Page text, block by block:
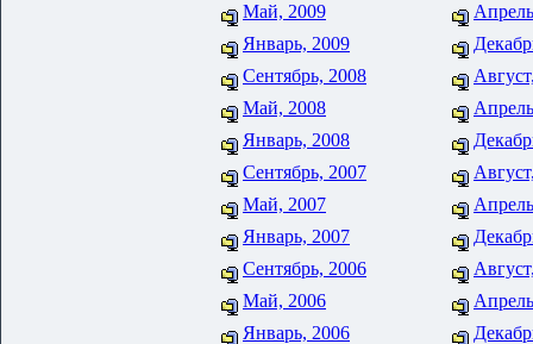
Май, 2009
Январь, 2009
Сентябрь, 2008
Май, 2008
Январь, 2008
Сентябрь, 2007
Май, 2007
Январь, 2007
Сентябрь, 2006
Май, 2006
Январь, 2006